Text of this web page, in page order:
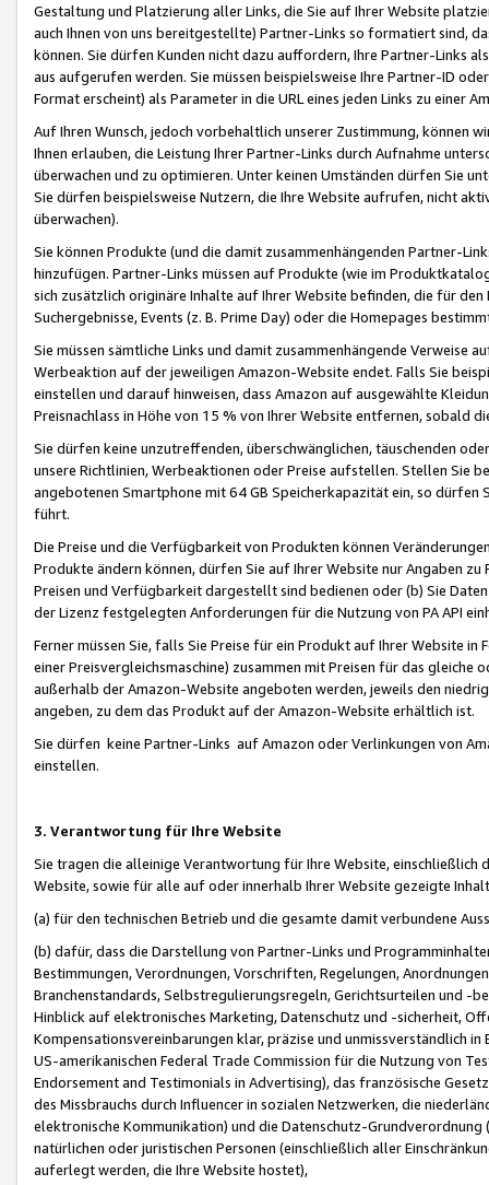
Gestaltung und Platzierung aller Links, die Sie auf Ihrer Website
auch Ihnen von uns bereitgestellte) Partner-Links so formatiert sind,
können. Sie dürfen Kunden nicht dazu auffordern, Ihre Partner-Links
aus aufgerufen werden. Sie müssen beispielsweise Ihre Partner-ID
Format erscheint) als Parameter in die URL eines jeden Links zu einer
Auf Ihren Wunsch, jedoch vorbehaltlich unserer Zustimmung, können
Ihnen erlauben, die Leistung Ihrer Partner-Links durch Aufnahme
überwachen und zu optimieren. Unter keinen Umständen dürfen Sie
Sie dürfen beispielsweise Nutzern, die Ihre Website aufrufen, nicht
überwachen).
Sie können Produkte (und die damit zusammenhängenden Partner-
hinzufügen. Partner-Links müssen auf Produkte (wie im
sich zusätzlich originäre Inhalte auf Ihrer Website befinden, die für
Suchergebnisse, Events (z. B. Prime Day) oder die Homepages
Sie müssen sämtliche Links und damit zusammenhängende
Werbeaktion auf der jeweiligen Amazon-Website endet. Falls Sie
einstellen und darauf hinweisen, dass Amazon auf ausgewählte
Preisnachlass in Höhe von 15 % von Ihrer Website entfernen, sobald
Sie dürfen keine unzutreffenden, überschwänglichen, täuschenden
unsere Richtlinien, Werbeaktionen oder Preise aufstellen. Stellen Sie
angebotenen Smartphone mit 64 GB Speicherkapazität ein, so dürfen
führt.
Die Preise und die Verfügbarkeit von Produkten können
Produkte ändern können, dürfen Sie auf Ihrer Website nur Angaben
Preisen und Verfügbarkeit dargestellt sind bedienen oder (b) Sie
der Lizenz festgelegten Anforderungen für die Nutzung von PA API
Ferner müssen Sie, falls Sie Preise für ein Produkt auf Ihrer Website
einer Preisvergleichsmaschine) zusammen mit Preisen für das
außerhalb der Amazon-Website angeboten werden, jeweils den
angeben, zu dem das Produkt auf der Amazon-Website erhältlich ist.
Sie dürfen keine Partner-Links auf Amazon oder Verlinkungen von
einstellen.
3. Verantwortung für Ihre Website
Sie tragen die alleinige Verantwortung für Ihre Website,
Website, sowie für alle auf oder innerhalb Ihrer Website gezeigte
(a) für den technischen Betrieb und die gesamte damit verbundene
(b) dafür, dass die Darstellung von Partner-Links und
Bestimmungen, Verordnungen, Vorschriften, Regelungen,
Branchenstandards, Selbstregulierungsregeln, Gerichtsurteilen und -
Hinblick auf elektronisches Marketing, Datenschutz und -sicherheit,
Kompensationsvereinbarungen klar, präzise und unmissverständlich
US-amerikanischen Federal Trade Commission für die Nutzung von
Endorsement and Testimonials in Advertising), das französische
des Missbrauchs durch Influencer in sozialen Netzwerken, die
elektronische Kommunikation) und die Datenschutz-
natürlichen oder juristischen Personen (einschließlich aller
auferlegt werden, die Ihre Website hostet),